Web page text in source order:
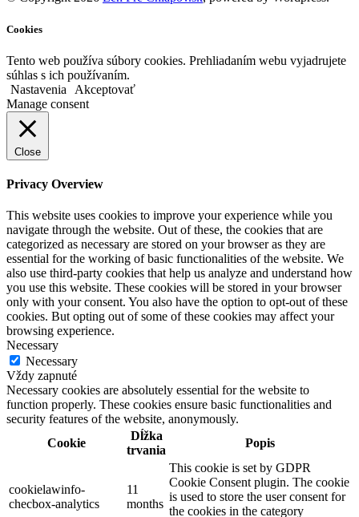
Cookies
Tento web používa súbory cookies. Prehliadaním webu vyjadrujete
súhlas s ich používaním.
Nastavenia
Akceptovať
Manage consent
Close
Privacy Overview
This website uses cookies to improve your experience while you
navigate through the website. Out of these, the cookies that are
categorized as necessary are stored on your browser as they are
essential for the working of basic functionalities of the website. We
also use third-party cookies that help us analyze and understand how
you use this website. These cookies will be stored in your browser
only with your consent. You also have the option to opt-out of these
cookies. But opting out of some of these cookies may affect your
browsing experience.
Necessary
Necessary
Vždy zapnuté
Necessary cookies are absolutely essential for the website to
function properly. These cookies ensure basic functionalities and
security features of the website, anonymously.
Cookie
Dĺžka
trvania
Popis
cookielawinfo-
checbox-analytics
11
months
This cookie is set by GDPR
Cookie Consent plugin. The cookie
is used to store the user consent for
the cookies in the category